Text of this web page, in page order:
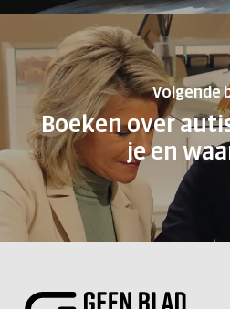
Volgende
Boeken over
je en